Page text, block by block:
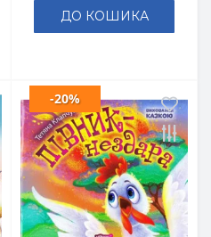
ДО КОШИКА
-20%